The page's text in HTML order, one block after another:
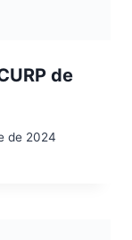
de
de 2024